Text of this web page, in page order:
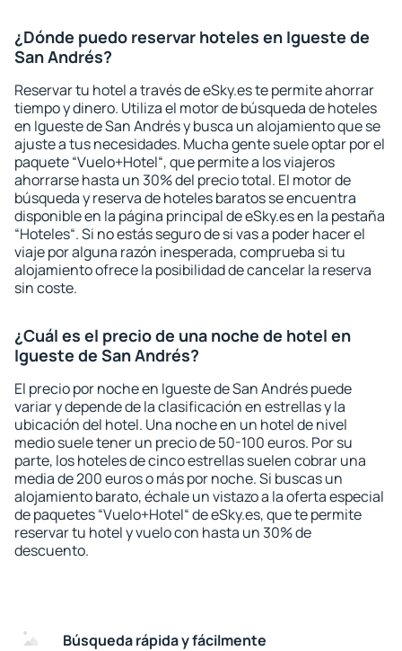
¿Dónde puedo reservar hoteles en Igueste de
San Andrés?
Reservar tu hotel a través de eSky.es te permite ahorrar
tiempo y dinero. Utiliza el motor de búsqueda de hoteles
en Igueste de San Andrés y busca un alojamiento que se
ajuste a tus necesidades. Mucha gente suele optar por el
paquete “Vuelo+Hotel“, que permite a los viajeros
ahorrarse hasta un 30% del precio total. El motor de
búsqueda y reserva de hoteles baratos se encuentra
disponible en la página principal de eSky.es en la pestaña
“Hoteles“. Si no estás seguro de si vas a poder hacer el
viaje por alguna razón inesperada, comprueba si tu
alojamiento ofrece la posibilidad de cancelar la reserva
sin coste.
¿Cuál es el precio de una noche de hotel en
Igueste de San Andrés?
El precio por noche en Igueste de San Andrés puede
variar y depende de la clasificación en estrellas y la
ubicación del hotel. Una noche en un hotel de nivel
medio suele tener un precio de 50-100 euros. Por su
parte, los hoteles de cinco estrellas suelen cobrar una
media de 200 euros o más por noche. Si buscas un
alojamiento barato, échale un vistazo a la oferta especial
de paquetes “Vuelo+Hotel“ de eSky.es, que te permite
reservar tu hotel y vuelo con hasta un 30% de
descuento.
Búsqueda rápida y fácilmente